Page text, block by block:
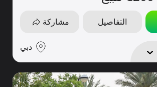
التفاصيل مشاركة
دبي